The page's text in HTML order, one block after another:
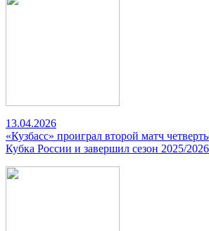
13.04.2026
«Кузбасс» проиграл второй матч
Кубка России и завершил сезон 2025/2026